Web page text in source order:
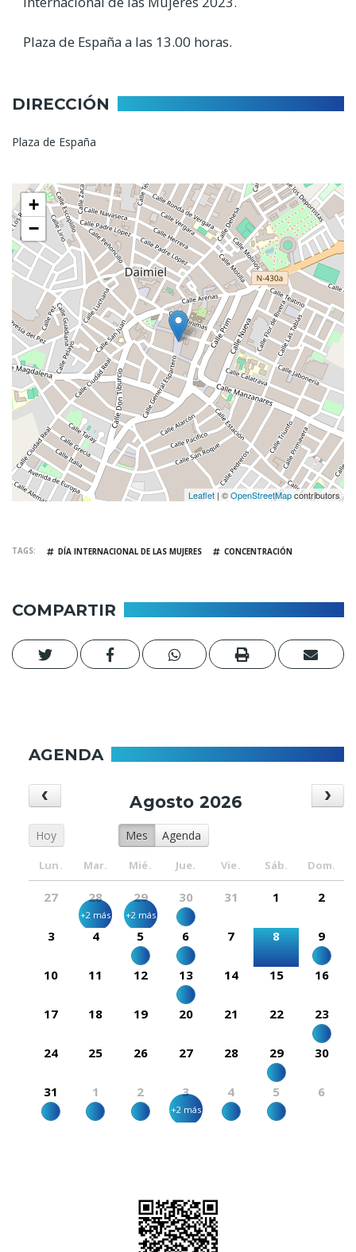
Plaza de España a las 13.00 horas.
DIRECCIÓN
Plaza de España
+
−
Leaflet | ©OpenStreetMapcontributors
TAGS DÍA INTERNACIONAL DE LAS MUJERES CONCENTRACIÓN
COMPARTIR
AGENDA
Hoy Mes Agenda
Agosto 2026
Lun. Mar. Mié. Jue. Vie. Sáb. Dom.
27 28 29 30 31 1 2
+2 más +2 más
3 4 5 6 7 8 9
10 11 12 13 14 15 16
17 18 19 20 21 22 23
24 25 26 27 28 29 30
31 1 2 3 4 5 6
+2 más